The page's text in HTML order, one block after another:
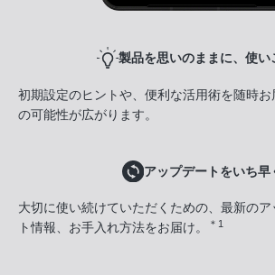
製品を思いのままに、使い
初期設定のヒントや、便利な活用術を随時
の可能性が広がります。
アップデートをいち早
大切に使い続けていただくための、最新の
ト情報、お手入れ方法をお届け。
＊1